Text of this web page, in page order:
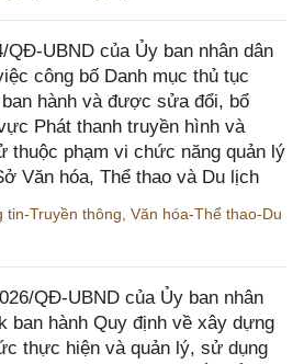
QĐ-UBND của Ủy ban nhân dân
công bố Danh mục thủ tục
hành và được sửa đổi, bổ
Phát thanh truyền hình và
thuộc phạm vi chức năng quản lý
Văn hóa, Thể thao và Du lịch
tin-Truyền thông Văn hóa-Thể thao-Du
QĐ-UBND của Ủy ban nhân
ban hành Quy định về xây dựng
thực hiện và quản lý, sử dụng